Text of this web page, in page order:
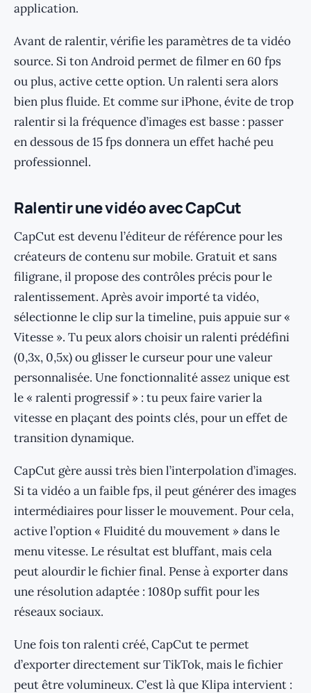
application.
Avant de ralentir, vérifie les paramètres de ta vidéo
source. Si ton Android permet de filmer en 60 fps
ou plus, active cette option. Un ralenti sera alors
bien plus fluide. Et comme sur iPhone, évite de trop
ralentir si la fréquence d’images est basse : passer
en dessous de 15 fps donnera un effet haché peu
professionnel.
Ralentir une vidéo avec CapCut
CapCut est devenu l’éditeur de référence pour les
créateurs de contenu sur mobile. Gratuit et sans
filigrane, il propose des contrôles précis pour le
ralentissement. Après avoir importé ta vidéo,
sélectionne le clip sur la timeline, puis appuie sur «
Vitesse ». Tu peux alors choisir un ralenti prédéfini
(0,3x, 0,5x) ou glisser le curseur pour une valeur
personnalisée. Une fonctionnalité assez unique est
le « ralenti progressif » : tu peux faire varier la
vitesse en plaçant des points clés, pour un effet de
transition dynamique.
CapCut gère aussi très bien l’interpolation d’images.
Si ta vidéo a un faible fps, il peut générer des images
intermédiaires pour lisser le mouvement. Pour cela,
active l’option « Fluidité du mouvement » dans le
menu vitesse. Le résultat est bluffant, mais cela
peut alourdir le fichier final. Pense à exporter dans
une résolution adaptée : 1080p suffit pour les
réseaux sociaux.
Une fois ton ralenti créé, CapCut te permet
d’exporter directement sur TikTok, mais le fichier
peut être volumineux. C’est là que Klipa intervient :